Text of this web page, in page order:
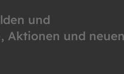
und
Aktionen und neuen